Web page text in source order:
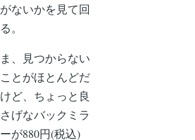
がないかを見て回
る。
ま、見つからない
ことがほとんどだ
けど、ちょっと良
さげなバックミラ
ーが880円(税込)